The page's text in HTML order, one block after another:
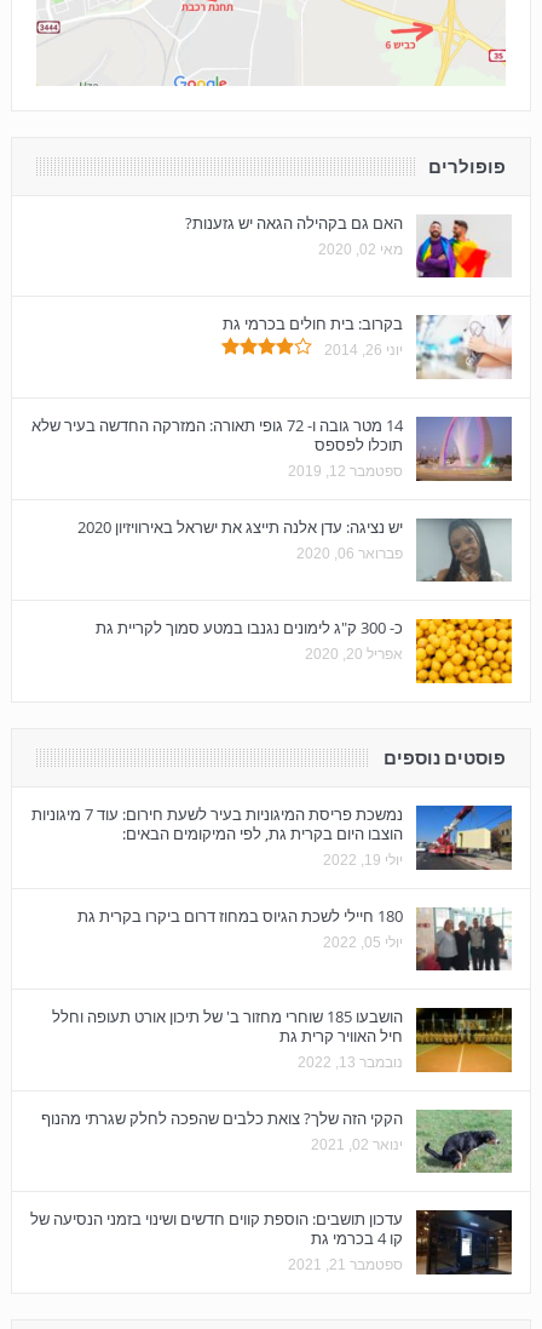
פופולרים
האם גם בקהילה הגאה יש גזענות?
מאי 02, 2020
בקרוב: בית חולים בכרמי גת
יוני 26, 2014
14 מטר גובה ו- 72 גופי תאורה: המזרקה החדשה בעיר שלא
תוכלו לפספס
ספטמבר 12, 2019
יש נציגה: עדן אלנה תייצג את ישראל באירוויזיון 2020
פברואר 06, 2020
כ- 300 ק"ג לימונים נגנבו במטע סמוך לקריית גת
אפריל 20, 2020
פוסטים נוספים
נמשכת פריסת המיגוניות בעיר לשעת חירום: עוד 7 מיגוניות
הוצבו היום בקרית גת, לפי המיקומים הבאים:
יולי 19, 2022
180 חיילי לשכת הגיוס במחוז דרום ביקרו בקרית גת
יולי 05, 2022
הושבעו 185 שוחרי מחזור ב' של תיכון אורט תעופה וחלל
חיל האוויר קרית גת
נובמבר 13, 2022
הקקי הזה שלך? צואת כלבים שהפכה לחלק שגרתי מהנוף
ינואר 02, 2021
עדכון תושבים: הוספת קווים חדשים ושינוי בזמני הנסיעה של
קו 4 בכרמי גת
ספטמבר 21, 2021